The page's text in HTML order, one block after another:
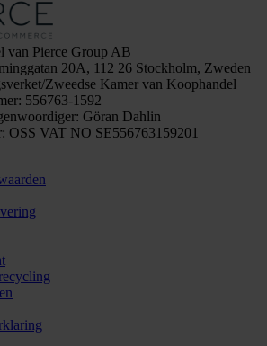
van Pierce Group AB
20A, 112 26 Stockholm, Zweden
Zweedse Kamer van Koophandel
556763-1592
Göran Dahlin
OSS VAT NO SE556763159201